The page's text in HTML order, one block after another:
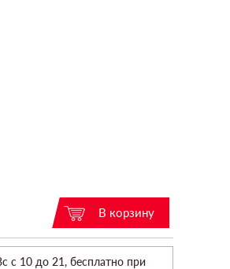
c 10 до 21, бесплатно при